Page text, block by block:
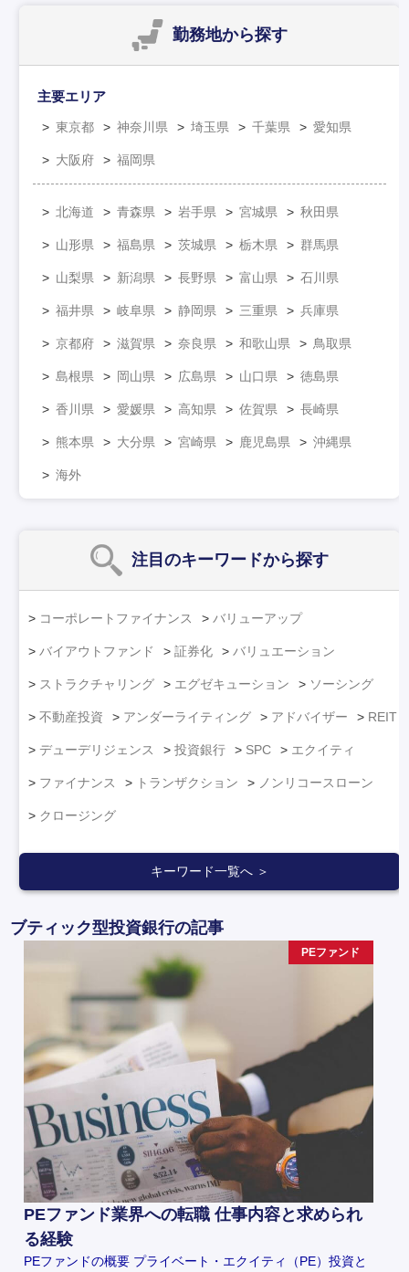
勤務地から探す
主要エリア
東京都 神奈川県 埼玉県 千葉県 愛知県
大阪府 福岡県
北海道 青森県 岩手県 宮城県 秋田県
山形県 福島県 茨城県 栃木県 群馬県
山梨県 新潟県 長野県 富山県 石川県
福井県 岐阜県 静岡県 三重県 兵庫県
京都府 滋賀県 奈良県 和歌山県 鳥取県
島根県 岡山県 広島県 山口県 徳島県
香川県 愛媛県 高知県 佐賀県 長崎県
熊本県 大分県 宮崎県 鹿児島県 沖縄県
海外
注目のキーワードから探す
コーポレートファイナンス バリューアップ
バイアウトファンド 証券化 バリュエーション
ストラクチャリング エグゼキューション ソーシング
不動産投資 アンダーライティング アドバイザー REIT
デューデリジェンス 投資銀行 SPC エクイティ
ファイナンス トランザクション ノンリコースローン
クロージング
キーワード一覧へ ＞
ブティック型投資銀行の記事
PEファンド
PEファンド業界への転職 仕事内容と求められ
る経験
PEファンドの概要 プライベート・エクイティ（PE）投資と